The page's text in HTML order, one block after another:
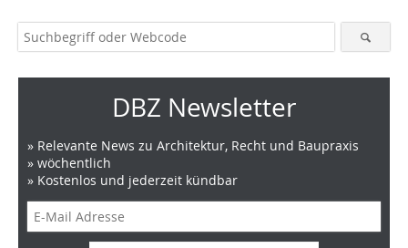
DBZ Newsletter
» Relevante News zu Architektur, Recht und Baupraxis
» wöchentlich
» Kostenlos und jederzeit kündbar